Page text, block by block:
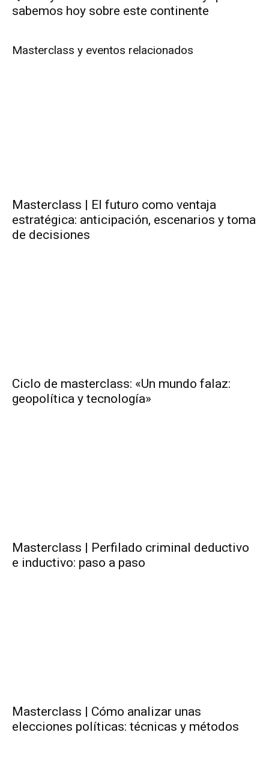
sabemos hoy sobre este continente
Masterclass y eventos relacionados
Masterclass | El futuro como ventaja
estratégica: anticipación, escenarios y toma
de decisiones
Ciclo de masterclass: «Un mundo falaz:
geopolítica y tecnología»
Masterclass | Perfilado criminal deductivo
e inductivo: paso a paso
Masterclass | Cómo analizar unas
elecciones políticas: técnicas y métodos